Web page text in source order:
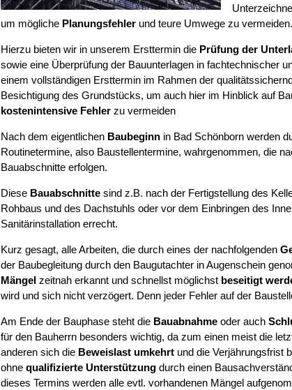
um mögliche Planungsfehlerund teure Umwege zu vermeiden.
Hierzu bieten wir in unserem Ersttermin die Prüfung der
sowie eine Überprüfung der Bauunterlagen in fachtechnischer
einem vollständigen Ersttermin im Rahmen der
Besichtigung des Grundstücks, um auch hier im Hinblick auf
kostenintensive Fehlerzu vermeiden
Nach dem eigentlichen Baubeginnin Bad Schönborn werden
Routinetermine, also Baustellentermine, wahrgenommen, die
Bauabschnitte erfolgen.
Diese Bauabschnittesind z.B. nach der Fertigstellung des
Rohbaus und des Dachstuhls oder vor dem Einbringen des
Sanitärinstallation errecht.
Kurz gesagt, alle Arbeiten, die durch eines der nachfolgenden
der Baubegleitung durch den Baugutachter in Augenschein
Mängelzeitnah erkannt und schnellst möglichst beseitigt
wird und sich nicht verzögert. Denn jeder Fehler auf der
Am Ende der Bauphase steht die Bauabnahmeoder auch
für den Bauherrn besonders wichtig, da zum einen meist die
anderen sich die Beweislast umkehrtund die Verjährungsfrist
ohne qualifizierte Unterstützungdurch einen
dieses Termins werden alle evtl. vorhandenen Mängel